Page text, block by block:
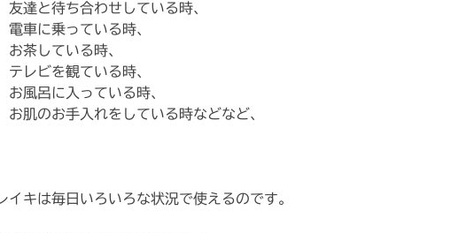
友達と待ち合わせしている時、
電車に乗っている時、
お茶している時、
テレビを観ている時、
お風呂に入っている時、
お肌のお手入れをしている時などなど、
レイキは毎日いろいろな状況で使えるのです。